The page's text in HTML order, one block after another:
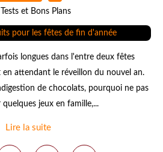
Tests et Bons Plans
longues dans l'entre deux fêtes
en attendant le réveillon du nouvel an.
de chocolats, pourquoi ne pas
jeux en famille,...
Lire la suite